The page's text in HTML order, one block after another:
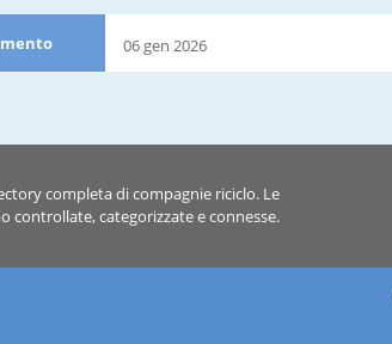
06 gen 2026
completa di compagnie riciclo. Le
controllate, categorizzate e connesse.